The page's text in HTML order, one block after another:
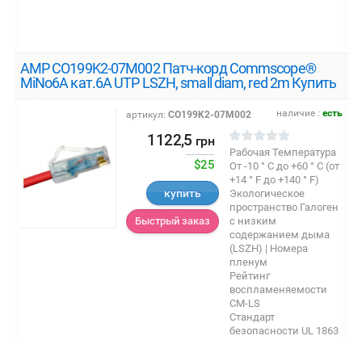
AMP CO199K2-07M002 Патч-корд Commscope®
MiNo6A кат.6A UTP LSZH, small diam, red 2m Купить
наличие :есть
артикул: CO199K2-07M002
1122,5 грн
$25
купить
Быстрый заказ
Рабочая Температура
От -10 ° C до +60 ° C (от
+14 ° F до +140 ° F)
Экологическое
пространство Галоген
с низким
содержанием дыма
(LSZH) | Номера
пленум
Рейтинг
воспламеняемости
CM-LS
Стандарт
безопасности UL 1863